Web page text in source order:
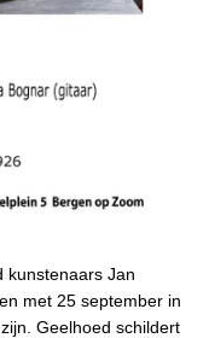
kunstenaars Jan
met 25 september in
Geelhoed schildert